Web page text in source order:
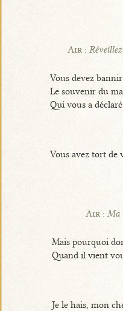
Air :
Vous devez
Le souvenir du
Qui vous a
Vous avez tort de
Air : Ma
Mais pourquoi
Quand il vient
Je le hais, mon